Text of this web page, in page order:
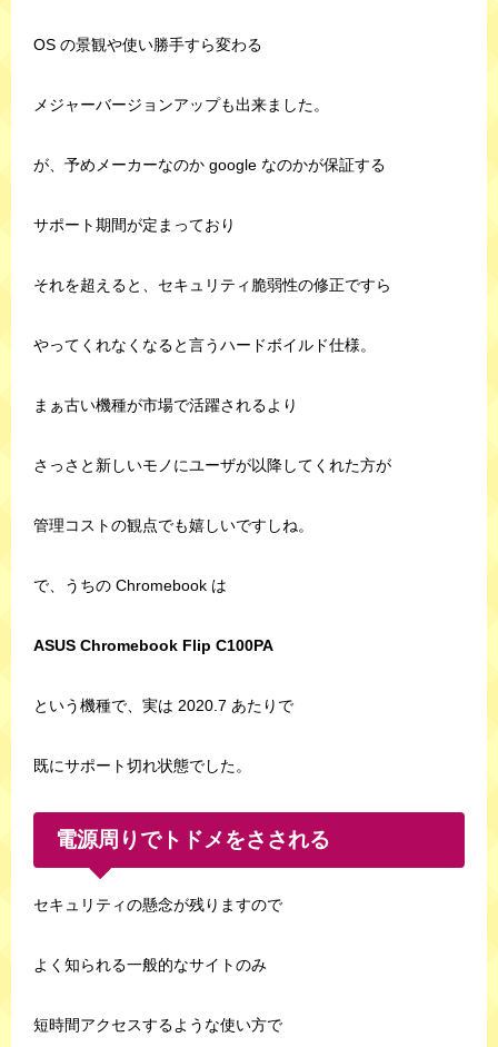
OS の景観や使い勝手すら変わる
メジャーバージョンアップも出来ました。
が、予めメーカーなのか google なのかが保証する
サポート期間が定まっており
それを超えると、セキュリティ脆弱性の修正ですら
やってくれなくなると言うハードボイルド仕様。
まぁ古い機種が市場で活躍されるより
さっさと新しいモノにユーザが以降してくれた方が
管理コストの観点でも嬉しいですしね。
で、うちの Chromebook は
ASUS Chromebook Flip C100PA
という機種で、実は 2020.7 あたりで
既にサポート切れ状態でした。
電源周りでトドメをさされる
セキュリティの懸念が残りますので
よく知られる一般的なサイトのみ
短時間アクセスするような使い方で